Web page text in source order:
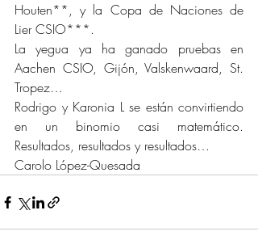
Houten**, y la Copa de Naciones de
Lier CSIO***.
La yegua ya ha ganado pruebas en
Aachen CSIO, Gijón, Valskenwaard, St.
Tropez…
Rodrigo y Karonia L se están convirtiendo
en un binomio casi matemático.
Resultados, resultados y resultados…
Carolo López-Quesada